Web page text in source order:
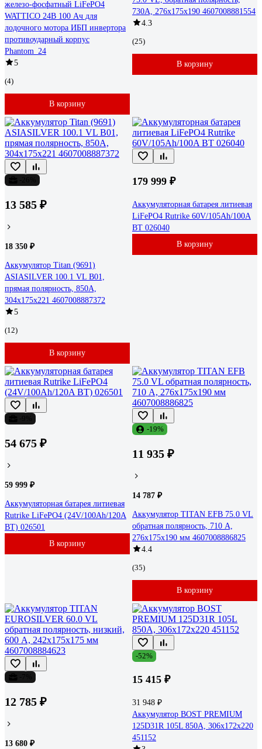
железо-фосфатный LiFePO4
WATTICO 24В 100 Ач для
лодочного мотора ИБП инвертора
противоударный корпус
Phantom_24
5
(4)
В корзину
730А, 276x175x190 4607008881554
4.3
(25)
В корзину
13 585 ₽
18 350 ₽
Аккумулятор Titan (9691)
ASIASILVER 100.1 VL B01,
прямая полярность, 850А,
304x175x221 4607008887372
5
(12)
В корзину
179 999 ₽
Аккумуляторная батарея литиевая
LiFePO4 Rutrike 60V/105Ah/100A
BT 026040
В корзину
54 675 ₽
59 999 ₽
Аккумуляторная батарея литиевая
Rutrike LiFePO4 (24V/100Ah/120A
BT) 026501
В корзину
-19%
11 935 ₽
14 787 ₽
Аккумулятор TITAN EFB 75.0 VL
обратная полярность, 710 А,
276x175x190 мм 4607008886825
4.4
(35)
В корзину
12 785 ₽
13 680 ₽
-52%
15 415 ₽
31 948 ₽
Аккумулятор BOST PREMIUM
125D31R 105L 850A, 306x172x220
451152